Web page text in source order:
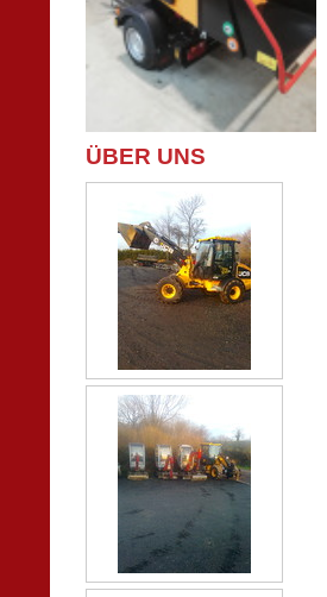
ÜBER UNS